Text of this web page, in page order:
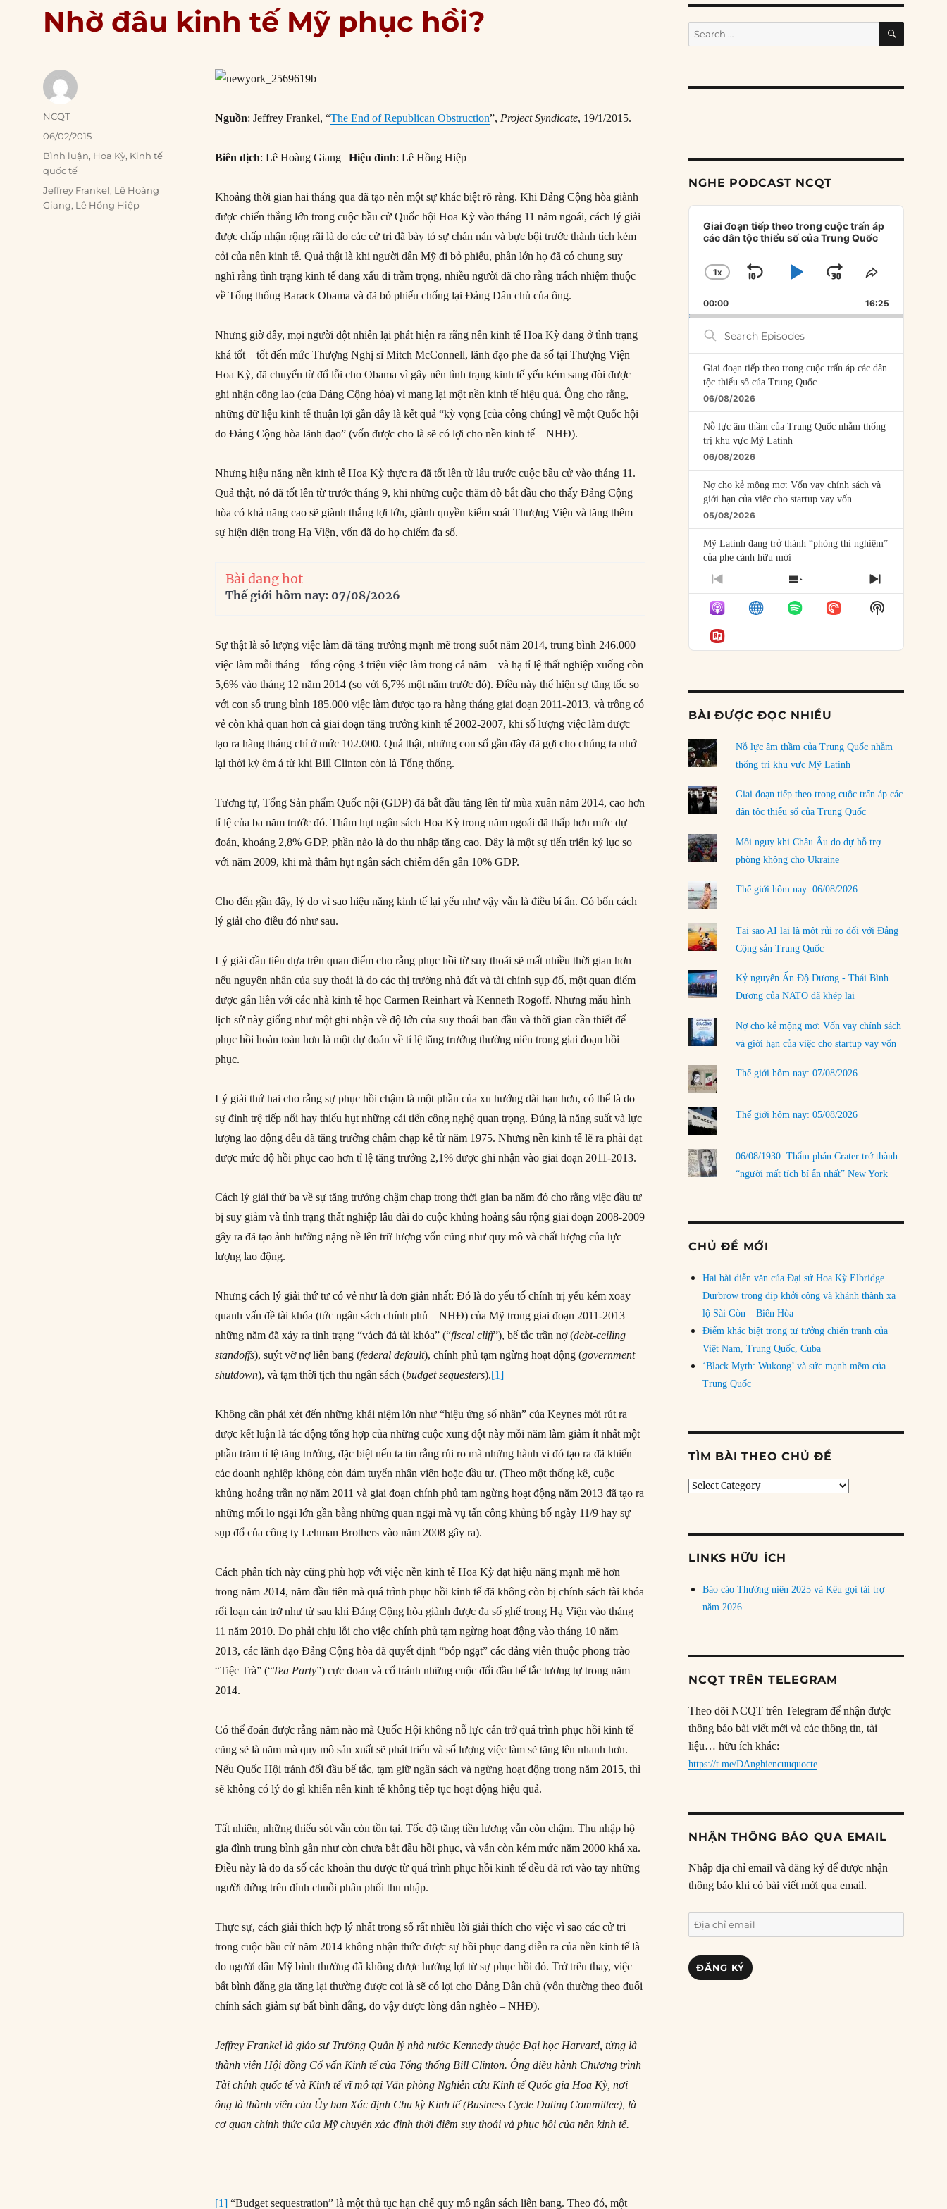
Nhờ đâu kinh tế Mỹ phục hồi?
Nguồn: Jeffrey Frankel, “The End of Republican Obstruction”,Project Syndicate, 19/1/2015.
Biên dịch: Lê Hoàng Giang |Hiệu đính: Lê Hồng Hiệp
Khoảng thời gian hai tháng qua đã tạo nên một sự khác biệt rõ ràng. Khi Đảng Cộng hòa giành
được chiến thắng lớn trong cuộc bầu cử Quốc hội Hoa Kỳ vào tháng 11 năm ngoái, cách lý giải
được chấp nhận rộng rãi là do các cử tri đã bày tỏ sự chán nản và bực bội trước thành tích kém
cỏi của nền kinh tế. Quả thật là khi người dân Mỹ đi bỏ phiếu, phần lớn họ đã có chung suy
nghĩ rằng tình trạng kinh tế đang xấu đi trầm trọng, nhiều người đã cho rằng trách nhiệm thuộc
về Tổng thống Barack Obama và đã bỏ phiếu chống lại Đảng Dân chủ của ông.
Nhưng giờ đây, mọi người đột nhiên lại phát hiện ra rằng nền kinh tế Hoa Kỳ đang ở tình trạng
khá tốt – tốt đến mức Thượng Nghị sĩ Mitch McConnell, lãnh đạo phe đa số tại Thượng Viện
Hoa Kỳ, đã chuyển từ đổ lỗi cho Obama vì gây nên tình trạng kinh tế yếu kém sang đòi được
ghi nhận công lao (của Đảng Cộng hòa) vì mang lại một nền kinh tế hiệu quả. Ông cho rằng,
những dữ liệu kinh tế thuận lợi gần đây là kết quả “kỳ vọng [của công chúng] về một Quốc hội
do Đảng Cộng hòa lãnh đạo” (vốn được cho là sẽ có lợi cho nền kinh tế – NHĐ).
Nhưng hiệu năng nền kinh tế Hoa Kỳ thực ra đã tốt lên từ lâu trước cuộc bầu cử vào tháng 11.
Quả thật, nó đã tốt lên từ trước tháng 9, khi những cuộc thăm dò bắt đầu cho thấy Đảng Cộng
hòa có khả năng cao sẽ giành thắng lợi lớn, giành quyền kiểm soát Thượng Viện và tăng thêm
sự hiện diện trong Hạ Viện, vốn đã do họ chiếm đa số.
Bài đang hot
Thế giới hôm nay: 07/08/2026
Sự thật là số lượng việc làm đã tăng trưởng mạnh mẽ trong suốt năm 2014, trung bình 246.000
việc làm mỗi tháng – tổng cộng 3 triệu việc làm trong cả năm – và hạ tỉ lệ thất nghiệp xuống còn
5,6% vào tháng 12 năm 2014 (so với 6,7% một năm trước đó). Điều này thể hiện sự tăng tốc so
với con số trung bình 185.000 việc làm được tạo ra hàng tháng giai đoạn 2011-2013, và trông có
vẻ còn khả quan hơn cả giai đoạn tăng trưởng kinh tế 2002-2007, khi số lượng việc làm được
tạo ra hàng tháng chỉ ở mức 102.000. Quả thật, những con số gần đây đã gợi cho chúng ta nhớ
lại thời kỳ êm ả từ khi Bill Clinton còn là Tổng thống.
Tương tự, Tổng Sản phẩm Quốc nội (GDP) đã bắt đầu tăng lên từ mùa xuân năm 2014, cao hơn
tỉ lệ của ba năm trước đó. Thâm hụt ngân sách Hoa Kỳ trong năm ngoái đã thấp hơn mức dự
đoán, khoảng 2,8% GDP, phần nào là do thu nhập tăng cao. Đây là một sự tiến triển kỷ lục so
với năm 2009, khi mà thâm hụt ngân sách chiếm đến gần 10% GDP.
Cho đến gần đây, lý do vì sao hiệu năng kinh tế lại yếu như vậy vẫn là điều bí ẩn. Có bốn cách
lý giải cho điều đó như sau.
Lý giải đầu tiên dựa trên quan điểm cho rằng phục hồi từ suy thoái sẽ mất nhiều thời gian hơn
nếu nguyên nhân của suy thoái là do các thị trường nhà đất và tài chính sụp đổ, một quan điểm
được gắn liền với các nhà kinh tế học Carmen Reinhart và Kenneth Rogoff. Nhưng mẫu hình
lịch sử này giống như một ghi nhận về độ lớn của suy thoái ban đầu và thời gian cần thiết để
phục hồi hoàn toàn hơn là một dự đoán về tỉ lệ tăng trưởng thường niên trong giai đoạn hồi
phục.
Lý giải thứ hai cho rằng sự phục hồi chậm là một phần của xu hướng dài hạn hơn, có thể là do
sự đình trệ tiếp nối hay thiếu hụt những cải tiến công nghệ quan trọng. Đúng là năng suất và lực
lượng lao động đều đã tăng trưởng chậm chạp kể từ năm 1975. Nhưng nền kinh tế lẽ ra phải đạt
được mức độ hồi phục cao hơn tỉ lệ tăng trưởng 2,1% được ghi nhận vào giai đoạn 2011-2013.
Cách lý giải thứ ba về sự tăng trưởng chậm chạp trong thời gian ba năm đó cho rằng việc đầu tư
bị suy giảm và tình trạng thất nghiệp lâu dài do cuộc khủng hoảng sâu rộng giai đoạn 2008-2009
gây ra đã tạo ảnh hưởng nặng nề lên trữ lượng vốn cũng như quy mô và chất lượng của lực
lượng lao động.
Nhưng cách lý giải thứ tư có vẻ như là đơn giản nhất: Đó là do yếu tố chính trị yếu kém xoay
quanh vấn đề tài khóa (tức ngân sách chính phủ – NHĐ) của Mỹ trong giai đoạn 2011-2013 –
những năm đã xảy ra tình trạng “vách đá tài khóa” (“fiscal cliff”), bế tắc trần nợ (debt-ceiling
standoffs), suýt vỡ nợ liên bang (federal default), chính phủ tạm ngừng hoạt động (government
shutdown), và tạm thời tịch thu ngân sách (budget sequesters).[1]
Không cần phải xét đến những khái niệm lớn như “hiệu ứng số nhân” của Keynes mới rút ra
được kết luận là tác động tổng hợp của những cuộc xung đột này mỗi năm làm giảm ít nhất một
phần trăm tỉ lệ tăng trưởng, đặc biệt nếu ta tin rằng rủi ro mà những hành vi đó tạo ra đã khiến
các doanh nghiệp không còn dám tuyển nhân viên hoặc đầu tư. (Theo một thống kê, cuộc
khủng hoảng trần nợ năm 2011 và giai đoạn chính phủ tạm ngừng hoạt động năm 2013 đã tạo ra
những mối lo ngại lớn gần bằng những quan ngại mà vụ tấn công khủng bố ngày 11/9 hay sự
sụp đổ của công ty Lehman Brothers vào năm 2008 gây ra).
Cách phân tích này cũng phù hợp với việc nền kinh tế Hoa Kỳ đạt hiệu năng mạnh mẽ hơn
trong năm 2014, năm đầu tiên mà quá trình phục hồi kinh tế đã không còn bị chính sách tài khóa
rối loạn cản trở như từ sau khi Đảng Cộng hòa giành được đa số ghế trong Hạ Viện vào tháng
11 năm 2010. Do phải chịu lỗi cho việc chính phủ tạm ngừng hoạt động vào tháng 10 năm
2013, các lãnh đạo Đảng Cộng hòa đã quyết định “bóp ngạt” các đảng viên thuộc phong trào
“Tiệc Trà” (“Tea Party”) cực đoan và cố tránh những cuộc đối đầu bế tắc tương tự trong năm
2014.
Có thể đoán được rằng năm nào mà Quốc Hội không nỗ lực cản trở quá trình phục hồi kinh tế
cũng sẽ là năm mà quy mô sản xuất sẽ phát triển và số lượng việc làm sẽ tăng lên nhanh hơn.
Nếu Quốc Hội tránh đối đầu bế tắc, tạm giữ ngân sách và ngừng hoạt động trong năm 2015, thì
sẽ không có lý do gì khiến nền kinh tế không tiếp tục hoạt động hiệu quả.
Tất nhiên, những thiếu sót vẫn còn tồn tại. Tốc độ tăng tiền lương vẫn còn chậm. Thu nhập hộ
gia đình trung bình gần như còn chưa bắt đầu hồi phục, và vẫn còn kém mức năm 2000 khá xa.
Điều này là do đa số các khoản thu được từ quá trình phục hồi kinh tế đều đã rơi vào tay những
người đứng trên đỉnh chuỗi phân phối thu nhập.
Thực sự, cách giải thích hợp lý nhất trong số rất nhiều lời giải thích cho việc vì sao các cử tri
trong cuộc bầu cử năm 2014 không nhận thức được sự hồi phục đang diễn ra của nền kinh tế là
do người dân Mỹ bình thường đã không được hưởng lợi từ sự phục hồi đó. Trớ trêu thay, việc
bất bình đẳng gia tăng lại thường được coi là sẽ có lợi cho Đảng Dân chủ (vốn thường theo đuổi
chính sách giảm sự bất bình đẳng, do vậy được lòng dân nghèo – NHĐ).
Jeffrey Frankel là giáo sư Trường Quản lý nhà nước Kennedy thuộc Đại học Harvard, từng là
thành viên Hội đồng Cố vấn Kinh tế của Tổng thống Bill Clinton. Ông điều hành Chương trình
Tài chính quốc tế và Kinh tế vĩ mô tại Văn phòng Nghiên cứu Kinh tế Quốc gia Hoa Kỳ, nơi
ông là thành viên của Ủy ban Xác định Chu kỳ Kinh tế (Business Cycle Dating Committee), là
cơ quan chính thức của Mỹ chuyên xác định thời điểm suy thoái và phục hồi của nền kinh tế.
———————
[1] “Budget sequestration” là một thủ tục hạn chế quy mô ngân sách liên bang. Theo đó, một
Author
NCQT
Posted
on
06/02/2015
Categories
Bình luận, Hoa Kỳ, Kinh tế
quốc tế
Tags
Jeffrey Frankel, Lê Hoàng
Giang, Lê Hồng Hiệp
Search
for:
SEARCH
NGHE PODCAST NCQT
Audio
Player
Giai đoạn tiếp theo trong cuộc trấn áp
các dân tộc thiểu số của Trung Quốc
CHANGE
RATE
1X
SKIP
BACKWARD
PLAYJUMP
FORWARD
SHARE
EPISODE
00:00 16:25
Search
Episodes
Giai đoạn tiếp theo trong cuộc trấn áp các dân
tộc thiểu số của Trung Quốc
06/08/2026
Nỗ lực âm thầm của Trung Quốc nhằm thống
trị khu vực Mỹ Latinh
06/08/2026
Nợ cho kẻ mộng mơ: Vốn vay chính sách và
giới hạn của việc cho startup vay vốn
05/08/2026
Mỹ Latinh đang trở thành “phòng thí nghiệm”
của phe cánh hữu mới
04/08/2026
Tại sao Trung Quốc phủ nhận cuộc gặp với
Ngoại trưởng Nhật Bản?
04/08/2026
03/08/2026
Đặt cược vào thất bại: Các quỹ đầu tư mạo
rủi ro
02/08/2026
Làm thế nào để kết thúc Chiến tranh Iran?
01/08/2026
Chiến lược kế tiếp của Bắc Kinh ở Biển Đông
31/07/2026
Trật tự thế giới mới: Các nước nhỏ sẽ luôn
phải chịu đựng?
30/07/2026
LOAD MORE
PREVIOUS
EPISODE
SHOW
EPISODES
LIST
NEXT
EPISODE
Show
Podcast
BÀI ĐƯỢC ĐỌC NHIỀU
Nỗ lực âm thầm của Trung Quốc nhằm
thống trị khu vực Mỹ Latinh
Giai đoạn tiếp theo trong cuộc trấn áp các
dân tộc thiểu số của Trung Quốc
Mối nguy khi Châu Âu do dự hỗ trợ
phòng không cho Ukraine
Thế giới hôm nay: 06/08/2026
Tại sao AI lại là một rủi ro đối với Đảng
Cộng sản Trung Quốc
Kỷ nguyên Ấn Độ Dương - Thái Bình
Dương của NATO đã khép lại
Nợ cho kẻ mộng mơ: Vốn vay chính sách
và giới hạn của việc cho startup vay vốn
Thế giới hôm nay: 07/08/2026
Thế giới hôm nay: 05/08/2026
06/08/1930: Thẩm phán Crater trở thành
“người mất tích bí ẩn nhất” New York
CHỦ ĐỀ MỚI
Hai bài diễn văn của Đại sứ Hoa Kỳ Elbridge
Durbrow trong dịp khởi công và khánh thành xa
lộ Sài Gòn – Biên Hòa
Điểm khác biệt trong tư tưởng chiến tranh của
Việt Nam, Trung Quốc, Cuba
‘Black Myth: Wukong’ và sức mạnh mềm của
Trung Quốc
TÌM BÀI THEO CHỦ ĐỀ
Tìm
chủ
LINKS HỮU ÍCH
Báo cáo Thường niên 2025 và Kêu gọi tài trợ
năm 2026
NCQT TRÊN TELEGRAM
Theo dõi NCQT trên Telegram để nhận được
thông báo bài viết mới và các thông tin, tài
liệu… hữu ích khác:
https://t.me/DAnghiencuuquocte
NHẬN THÔNG BÁO QUA EMAIL
Nhập địa chỉ email và đăng ký để được nhận
thông báo khi có bài viết mới qua email.
Địa
chỉ
email
ĐĂNG KÝ